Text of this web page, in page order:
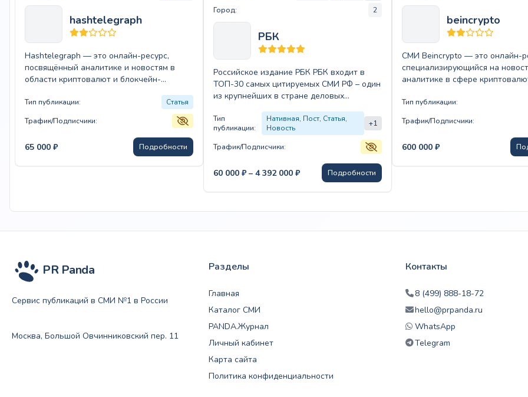
hashtelegraph
Hashtelegraph — это онлайн-ресурс,
посвящённый аналитике и новостям в
области криптовалют и блокчейн-
исследования, обзоры и актуальные…
Тип публикации:
Статья
Трафик/Подписчики:
65 000 ₽ Подробности
Город:
2
РБК
Российское издание РБК РБК входит в
ТОП-30 самых цитируемых СМИ РФ – один
из крупнейших в стране деловых
Тип
публикации:
Нативная, Пост, Статья,
Новость
+1
Трафик/Подписчики:
60 000 ₽ – 4 392 000 ₽Диапазон
60
4
Подробности
beincrypto
СМИ Beincrypto — это онлайн-
специализирующийся на
аналитике в сфере
читателям актуальные
Тип публикации:
Трафик/Подписчики:
600 000 ₽
PR Panda
Сервис публикаций в СМИ №1 в России
Москва, Большой Овчинниковский пер. 11
Разделы
Главная
Каталог СМИ
PANDA.Журнал
Личный кабинет
Карта сайта
Политика конфиденциальности
Контакты
8 (499) 888-18-72
hello@prpanda.ru
WhatsApp
Telegram